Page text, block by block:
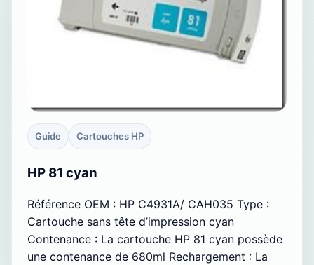
Guide Cartouches HP
HP 81 cyan
Référence OEM : HP C4931A/ CAH035 Type :
Cartouche sans tête d’impression cyan
Contenance : La cartouche HP 81 cyan possède
une contenance de 680ml Rechargement : La